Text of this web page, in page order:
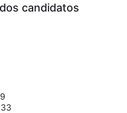
candidatos